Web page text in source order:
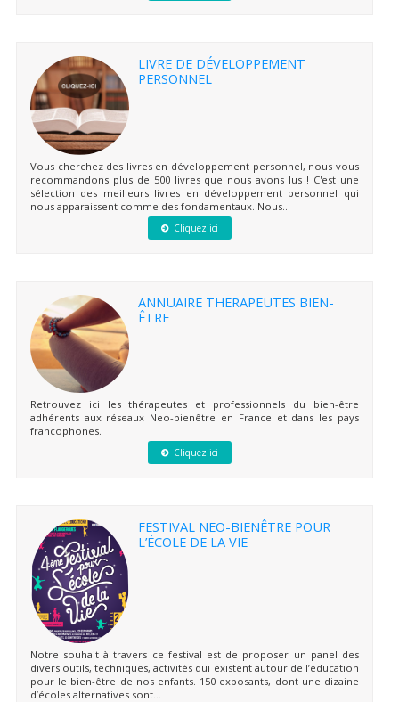
LIVRE DE DÉVELOPPEMENT
PERSONNEL
Vous cherchez des livres en développement personnel, nous vous
recommandons plus de 500 livres que nous avons lus ! C'est une
sélection des meilleurs livres en développement personnel qui
nous apparaissent comme des fondamentaux. Nous...
Cliquez ici
ANNUAIRE THERAPEUTES BIEN-
ÊTRE
Retrouvez ici les thérapeutes et professionnels du bien-être
adhérents aux réseaux Neo-bienêtre en France et dans les pays
francophones.
Cliquez ici
FESTIVAL NEO-BIENÊTRE POUR
L’ÉCOLE DE LA VIE
Notre souhait à travers ce festival est de proposer un panel des
divers outils, techniques, activités qui existent autour de l’éducation
pour le bien-être de nos enfants. 150 exposants, dont une dizaine
d’écoles alternatives sont...